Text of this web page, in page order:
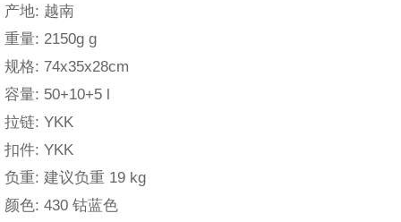
产地: 越南
重量: 2150g g
规格: 74x35x28cm
容量: 50+10+5 l
拉链: YKK
扣件: YKK
负重: 建议负重 19 kg
颜色: 430 钴蓝色